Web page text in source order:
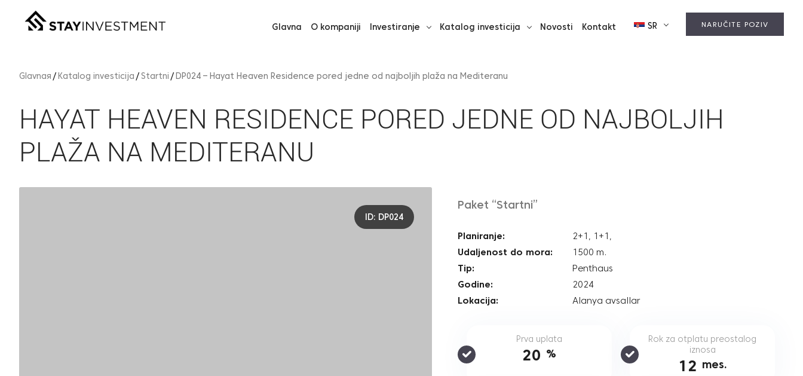
Glavna O kompaniji Investiranje Katalog investicija Novosti Kontakt SR NARUČITE POZIV
Glavnaя Katalog investicija Startni DP024 – Hayat Heaven Residence pored jedne od najboljih plaža na Mediteranu
HAYAT HEAVEN RESIDENCE PORED JEDNE OD NAJBOLJIH
PLAŽA NA MEDITERANU
ID: DP024
Paket “Startni”
Planiranje:
2+1, 1+1,
Udaljenost do mora:
1500 m.
Tip:
Penthaus
Godine:
2024
Lokacija:
Alanya avsallar
Prva uplata
20 %
Rok za otplatu preostalog
iznosa
12 mes.